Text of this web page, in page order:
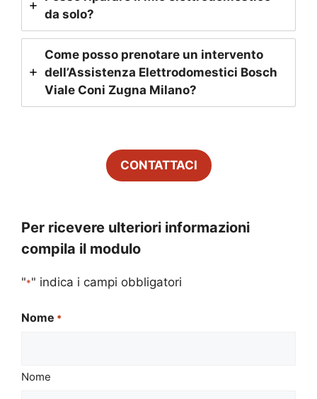
da solo?
Come posso prenotare un intervento
dell’Assistenza Elettrodomestici Bosch
Viale Coni Zugna Milano?
CONTATTACI
Per ricevere ulteriori informazioni
compila il modulo
"*" indica i campi obbligatori
Nome *
Nome